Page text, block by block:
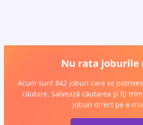
Nu rata joburile
Acum sunt 842 joburi care se
căutare. Salvează căutarea și îți
joburi direct pe e-